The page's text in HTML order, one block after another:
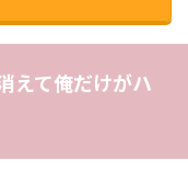
えて俺だけがハ